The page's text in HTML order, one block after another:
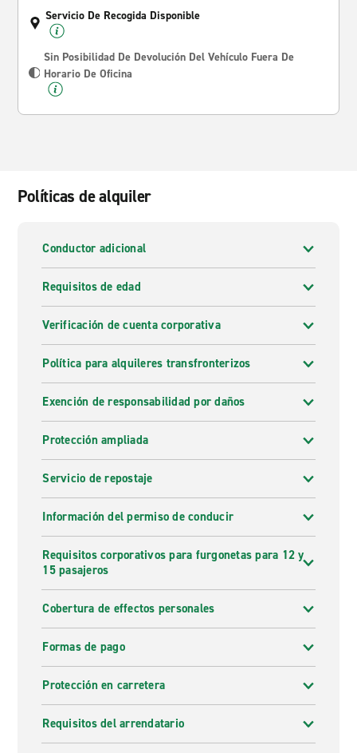
Servicio De Recogida Disponible
Sin Posibilidad De Devolución Del Vehículo Fuera De
Horario De Oficina
Políticas de alquiler
Conductor adicional
Requisitos de edad
Verificación de cuenta corporativa
Política para alquileres transfronterizos
Exención de responsabilidad por daños
Protección ampliada
Servicio de repostaje
Información del permiso de conducir
Requisitos corporativos para furgonetas para 12 y
15 pasajeros
Cobertura de effectos personales
Formas de pago
Protección en carretera
Requisitos del arrendatario